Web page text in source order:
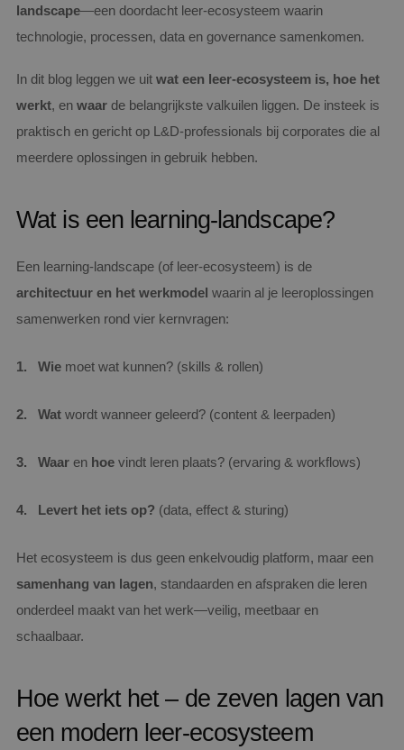
landscape—een doordacht leer‑ecosysteem waarin
technologie, processen, data en governance samenkomen.
In dit blog leggen we uit wat een leer‑ecosysteem is, hoe het
werkt, en waar de belangrijkste valkuilen liggen. De insteek is
praktisch en gericht op L&D‑professionals bij corporates die al
meerdere oplossingen in gebruik hebben.
Wat is een learning-landscape?
Een learning‑landscape (of leer‑ecosysteem) is de
architectuur en het werkmodel waarin al je leeroplossingen
samenwerken rond vier kernvragen:
Wie moet wat kunnen? (skills & rollen)
Wat wordt wanneer geleerd? (content & leerpaden)
Waar en hoe vindt leren plaats? (ervaring & workflows)
Levert het iets op? (data, effect & sturing)
Het ecosysteem is dus geen enkelvoudig platform, maar een
samenhang van lagen, standaarden en afspraken die leren
onderdeel maakt van het werk—veilig, meetbaar en
schaalbaar.
Hoe werkt het – de zeven lagen van
een modern leer‑ecosysteem